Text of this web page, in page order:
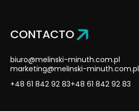
CONTACTO
biuro@melinski-minuth.com.pl
marketing@melinski-minuth.com.pl
+48 61 842 92 83+48 61 842 92 83